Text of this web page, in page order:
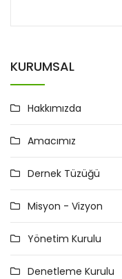
KURUMSAL
Hakkımızda
Amacımız
Dernek Tüzüğü
Misyon - Vizyon
Yönetim Kurulu
Denetleme Kurulu